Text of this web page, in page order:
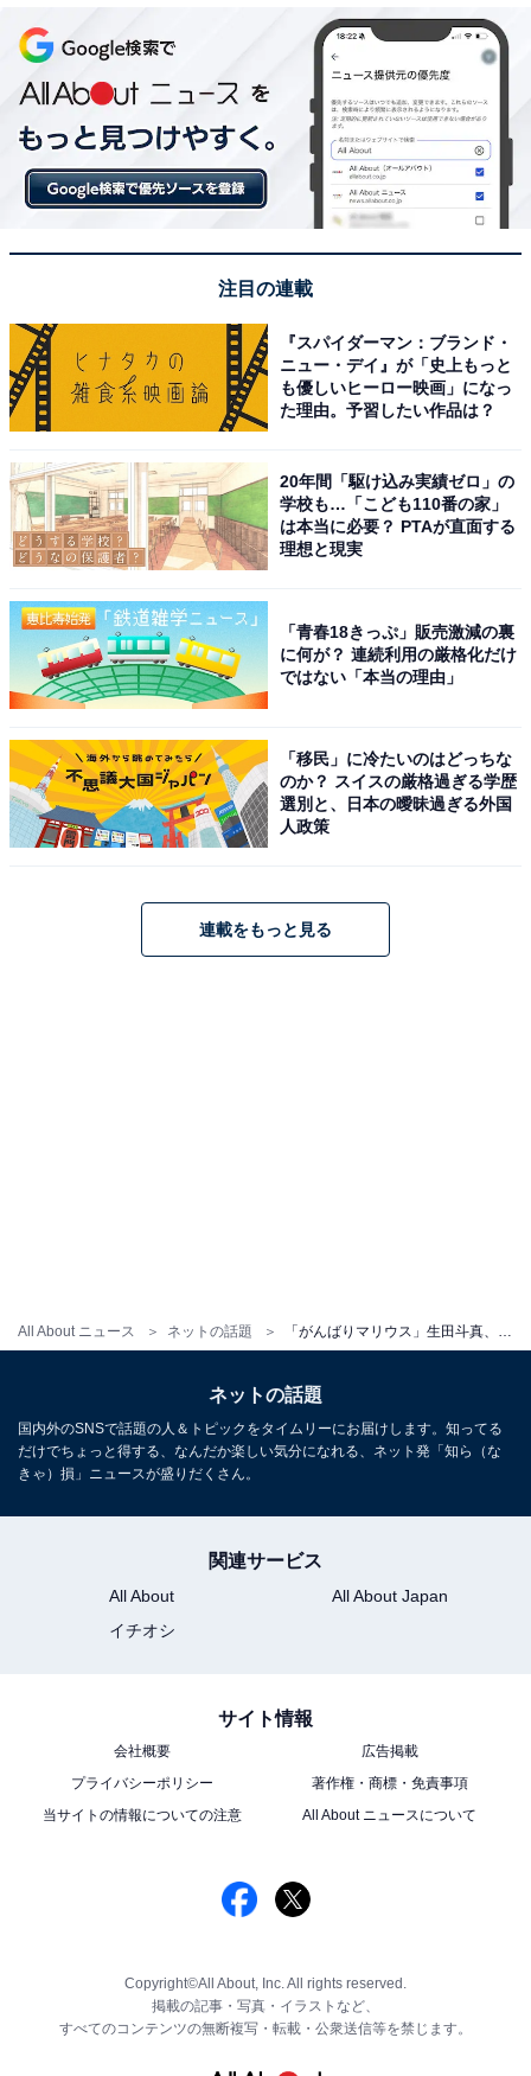
All About ニュース ネットの話題
注目の連載
『スパイダーマン：ブランド・
ニュー・デイ』が「史上もっと
も優しいヒーロー映画」になっ
た理由。予習したい作品は？
20年間「駆け込み実績ゼロ」の
学校も…「こども110番の家」
は本当に必要？ PTAが直面する
理想と現実
「青春18きっぷ」販売激減の裏
に何が？ 連続利用の厳格化だけ
ではない「本当の理由」
「移民」に冷たいのはどっちな
のか？ スイスの厳格過ぎる学歴
選別と、日本の曖昧過ぎる外国
人政策
連載をもっと見る
ネットの話題
国内外のSNSで話題の人＆トピックをタイムリーにお届けします。知ってる
だけでちょっと得する、なんだか楽しい気分になれる、ネット発「知ら（な
きゃ）損」ニュースが盛りだくさん。
関連サービス
All About
All About Japan
イチオシ
サイト情報
会社概要
広告掲載
プライバシーポリシー
著作権・商標・免責事項
当サイトの情報についての注意
All About ニュースについて
Copyright©All About, Inc. All rights reserved.
掲載の記事・写真・イラストなど、
すべてのコンテンツの無断複写・転載・公衆送信等を禁じます。